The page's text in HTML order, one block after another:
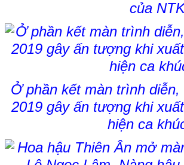
của
Ở phần kết màn trình
2019 gây ấn tượng khi
hiện ca